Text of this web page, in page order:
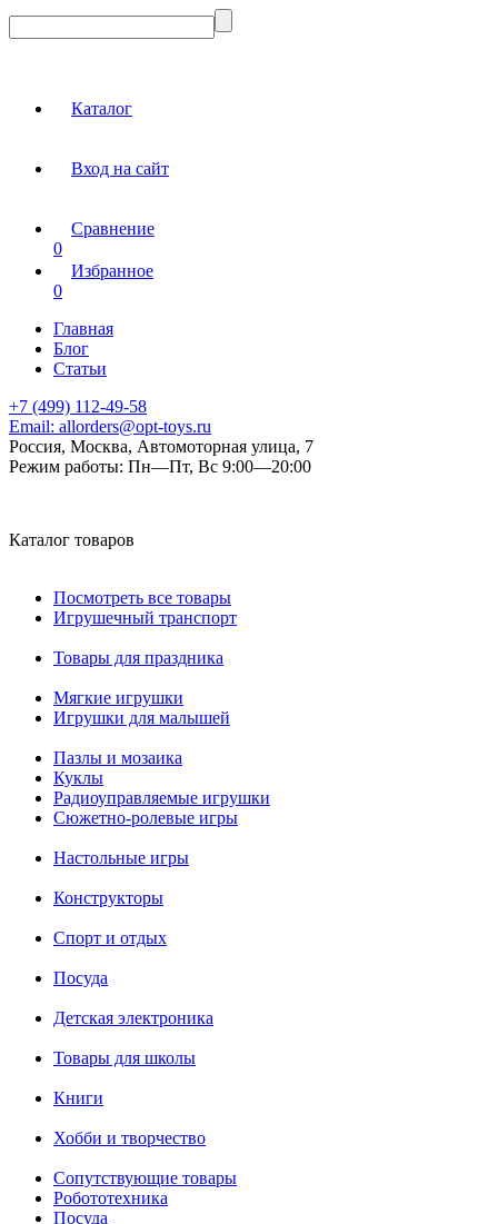
Каталог
Вход на сайт
Сравнение
0
Избранное
0
Главная
Блог
Статьи
+7 (499) 112-49-58
Email: allorders@opt-toys.ru
Россия, Москва, Автомоторная улица, 7
Режим работы: Пн—Пт, Вс 9:00—20:00
Каталог товаров
Посмотреть все товары
Игрушечный транспорт
Товары для праздника
Мягкие игрушки
Игрушки для малышей
Пазлы и мозаика
Куклы
Радиоуправляемые игрушки
Сюжетно-ролевые игры
Настольные игры
Конструкторы
Спорт и отдых
Посуда
Детская электроника
Товары для школы
Книги
Хобби и творчество
Сопутствующие товары
Робототехника
Посуда